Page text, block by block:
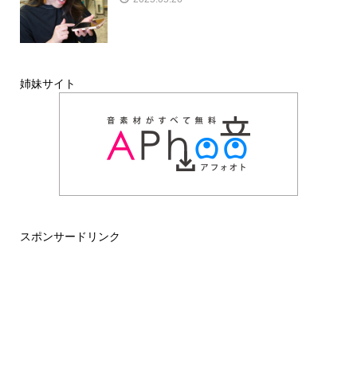
姉妹サイト
スポンサードリンク